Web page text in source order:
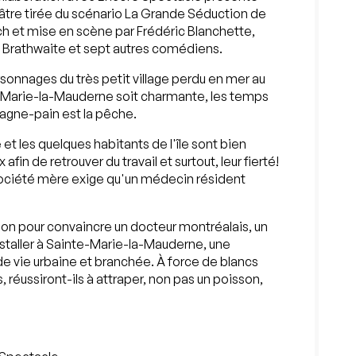
tirée du scénario La Grande Séduction de
et mise en scène par Frédéric Blanchette,
Brathwaite et sept autres comédiens.
du très petit village perdu en mer au
la-Mauderne soit charmante, les temps
pain est la pêche.
les quelques habitants de l'île sont bien
de retrouver du travail et surtout, leur fierté!
mère exige qu'un médecin résident
pour convaincre un docteur montréalais, un
à Sainte-Marie-la-Mauderne, une
vie urbaine et branchée. À force de blancs
ils à attraper, non pas un poisson,